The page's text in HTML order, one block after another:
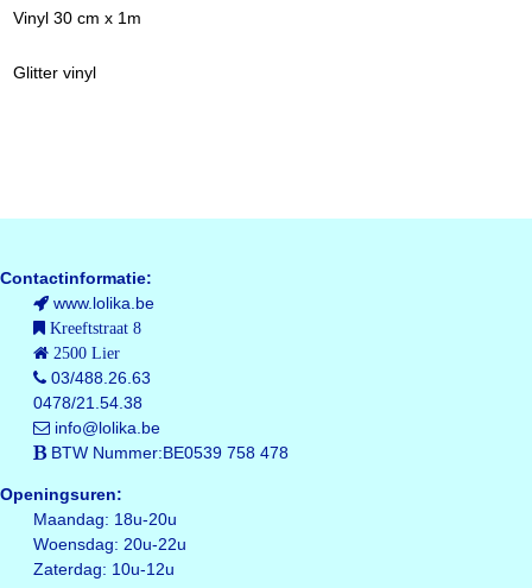
Vinyl 30 cm x 1m
Glitter vinyl
Contactinformatie:
www.lolika.be
Kreeftstraat 8
2500 Lier
03/488.26.63
0478/21.54.38
info@lolika.be
BTW Nummer:BE0539 758 478
Openingsuren:
Maandag: 18u-20u
Woensdag: 20u-22u
Zaterdag: 10u-12u